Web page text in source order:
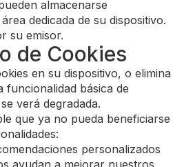
almacenarse
dedicada de su dispositivo.
su emisor.
de Cookies
en su dispositivo, o elimina
funcionalidad básica de
verá degradada.
que ya no pueda beneficiarse
personalizados
ayudan a mejorar nuestros